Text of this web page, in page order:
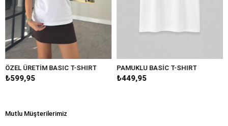
ÖZEL ÜRETİM BASIC T-SHIRT
₺599,95
PAMUKLU BASİC T-SHIRT
₺449,95
Mutlu Müşterilerimiz